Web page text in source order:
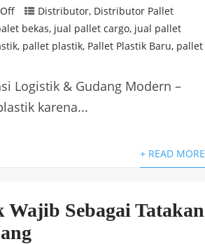
Off Distributor, Distributor Pallet
bekas, jual pallet cargo, jual pallet
, pallet plastik, Pallet Plastik Baru, pallet
Logistik & Gudang Modern –
karena...
+ READ MORE
Wajib Sebagai Tatakan